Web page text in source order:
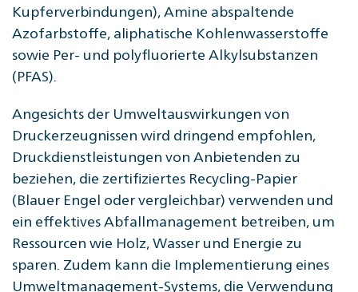
Kupferverbindungen), Amine abspaltende
Azofarbstoffe, aliphatische Kohlenwasserstoffe
sowie Per- und polyfluorierte Alkylsubstanzen
(PFAS).
Angesichts der Umweltauswirkungen von
Druckerzeugnissen wird dringend empfohlen,
Druckdienstleistungen von Anbietenden zu
beziehen, die zertifiziertes Recycling-Papier
(Blauer Engel oder vergleichbar) verwenden und
ein effektives Abfallmanagement betreiben, um
Ressourcen wie Holz, Wasser und Energie zu
sparen. Zudem kann die Implementierung eines
Umweltmanagement-Systems, die Verwendung